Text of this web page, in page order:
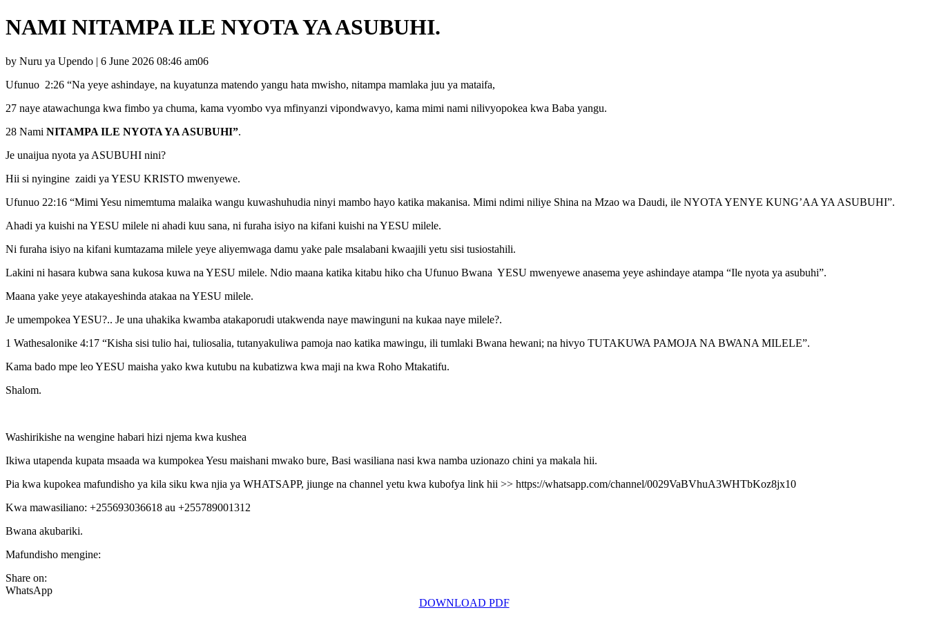
NAMI NITAMPA ILE NYOTA YA ASUBUHI.
by Nuru ya Upendo | 6 June 2026 08:46 am06
Ufunuo 2:26 “Na yeye ashindaye, na kuyatunza matendo yangu hata mwisho, nitampa mamlaka juu ya mataifa,
27 naye atawachunga kwa fimbo ya chuma, kama vyombo vya mfinyanzi vipondwavyo, kama mimi nami nilivyopokea kwa Baba yangu.
28 Nami NITAMPA ILE NYOTA YA ASUBUHI”.
Je unaijua nyota ya ASUBUHI nini?
Hii si nyingine zaidi ya YESU KRISTO mwenyewe.
Ufunuo 22:16 “Mimi Yesu nimemtuma malaika wangu kuwashuhudia ninyi mambo hayo katika makanisa. Mimi ndimi niliye Shina na Mzao wa Daudi, ile NYOTA YENYE KUNG’AA YA ASUBUHI”.
Ahadi ya kuishi na YESU milele ni ahadi kuu sana, ni furaha isiyo na kifani kuishi na YESU milele.
Ni furaha isiyo na kifani kumtazama milele yeye aliyemwaga damu yake pale msalabani kwaajili yetu sisi tusiostahili.
Lakini ni hasara kubwa sana kukosa kuwa na YESU milele. Ndio maana katika kitabu hiko cha Ufunuo Bwana YESU mwenyewe anasema yeye ashindaye atampa “Ile nyota ya asubuhi”.
Maana yake yeye atakayeshinda atakaa na YESU milele.
Je umempokea YESU?.. Je una uhakika kwamba atakaporudi utakwenda naye mawinguni na kukaa naye milele?.
1 Wathesalonike 4:17 “Kisha sisi tulio hai, tuliosalia, tutanyakuliwa pamoja nao katika mawingu, ili tumlaki Bwana hewani; na hivyo TUTAKUWA PAMOJA NA BWANA MILELE”.
Kama bado mpe leo YESU maisha yako kwa kutubu na kubatizwa kwa maji na kwa Roho Mtakatifu.
Shalom.
Washirikishe na wengine habari hizi njema kwa kushea
Ikiwa utapenda kupata msaada wa kumpokea Yesu maishani mwako bure, Basi wasiliana nasi kwa namba uzionazo chini ya makala hii.
Pia kwa kupokea mafundisho ya kila siku kwa njia ya WHATSAPP, jiunge na channel yetu kwa kubofya link hii >> https://whatsapp.com/channel/0029VaBVhuA3WHTbKoz8jx10
Kwa mawasiliano: +255693036618 au +255789001312
Bwana akubariki.
Mafundisho mengine:
Share on:
WhatsApp
DOWNLOAD PDF